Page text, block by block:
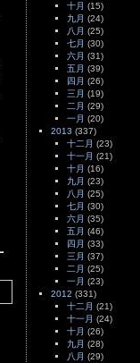
十月 (15)
九月 (24)
八月 (25)
七月 (30)
六月 (31)
五月 (39)
四月 (26)
三月 (19)
二月 (29)
一月 (20)
2013 (337)
十二月 (23)
十一月 (21)
十月 (16)
九月 (23)
八月 (25)
七月 (30)
六月 (35)
五月 (46)
四月 (33)
三月 (37)
二月 (25)
一月 (23)
2012 (331)
十二月 (21)
十一月 (24)
十月 (26)
九月 (28)
八月 (29)